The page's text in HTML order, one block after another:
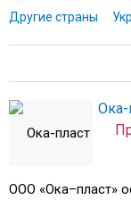
Другие страны
Ока-
ООО «Ока–пласт»